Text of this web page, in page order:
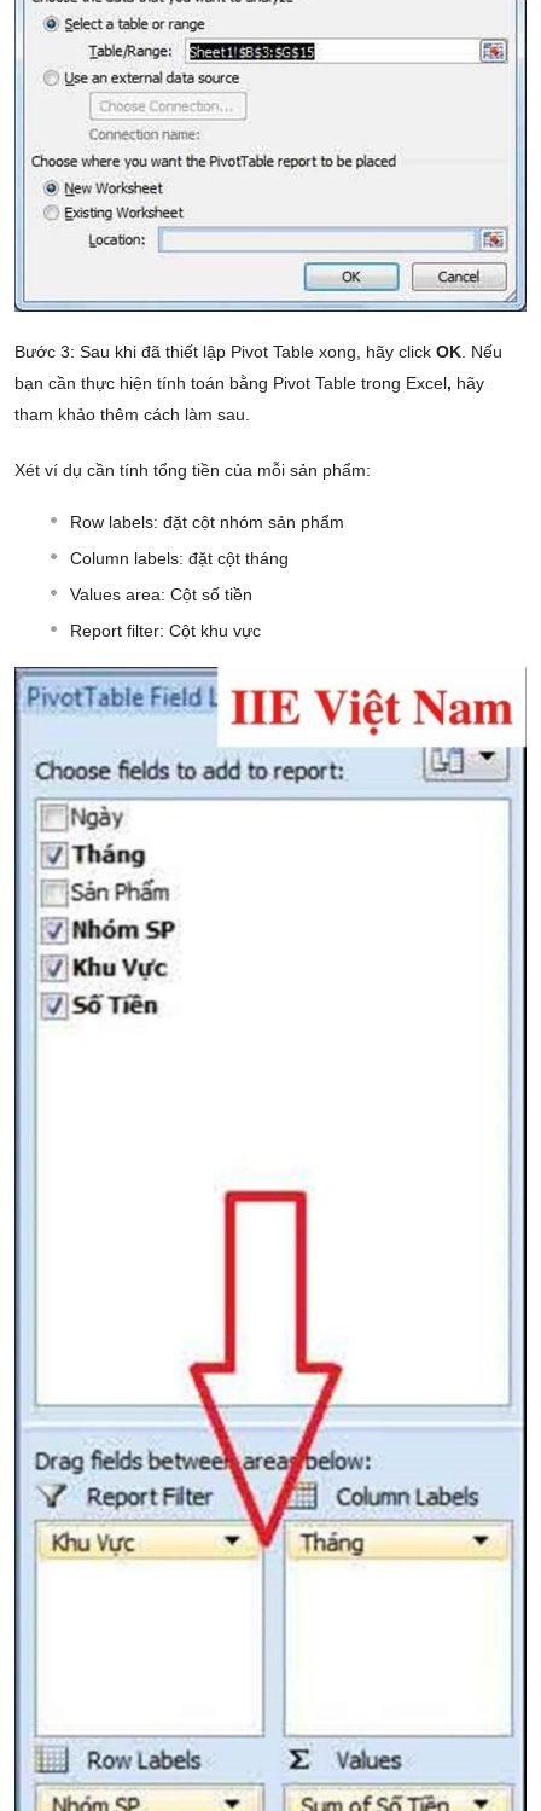
Bước 3: Sau khi đã thiết lập Pivot Table xong, hãy click OK . Nếu
bạn cần thực hiện tính toán bằng Pivot Table trong Excel, hãy
tham khảo thêm cách làm sau.
Xét ví dụ cần tính tổng tiền của mỗi sản phẩm:
Row labels: đặt cột nhóm sản phẩm
Column labels: đặt cột tháng
Values area: Cột số tiền
Report filter: Cột khu vực